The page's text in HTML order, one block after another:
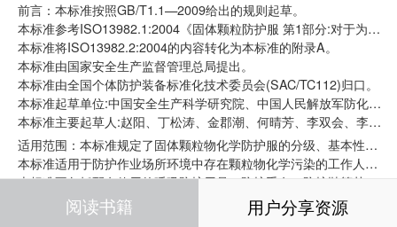
前言：本标准按照GB/T1.1—2009给出的规则起草。
本标准参考ISO13982.1:2004《固体颗粒防护服 第1部分:对于为全身提供空气固体颗粒防护的化学防护服(第5类服装)的性能要求》、ISO13982.2:2004《固体颗粒防护服 第2部分:测定细粒气溶胶向服装内渗漏量的试验方法》。
本标准将ISO13982.2:2004的内容转化为本标准的附录A。
本标准由国家安全生产监督管理总局提出。
本标准由全国个体防护装备标准化技术委员会(SAC/TC112)归口。
本标准起草单位:中国安全生产科学研究院、中国人民解放军防化研究院、杜邦中国集团有限公司、北京英特莱科技有限公司、中国人民解放军第二炮兵装备研究院。
本标准主要起草人:赵阳、丁松涛、金郡潮、何晴芳、李双会、李护彬、丁志新、杨培英。
适用范围：本标准规定了固体颗粒物化学防护服的分级、基本性能要求、测试方法以及标识。
本标准适用于防护作业场所环境中存在颗粒物化学污染的工作人员皮肤防护所需的防护服。
本标准不包括配套使用的呼吸防护用品、防护手套、防护鞋等其他个体防护装备的技术要求。
阅读书籍 用户分享资源